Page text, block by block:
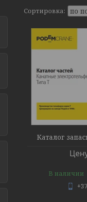
Каталог
В наличии